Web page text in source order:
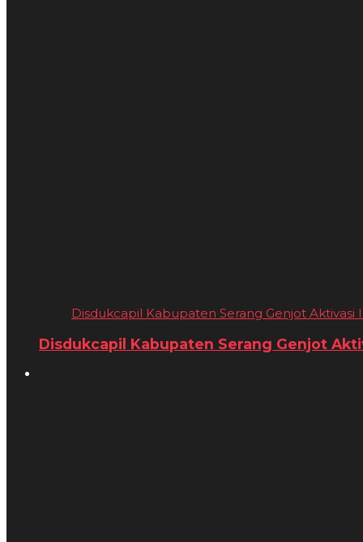
Disdukcapil Kabupaten Serang Genjot Aktivasi
Disdukcapil Kabupaten Serang Genjot